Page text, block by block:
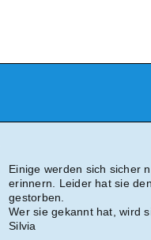
Einige werden sich sicher
erinnern. Leider hat sie
gestorben.
Wer sie gekannt hat, wird
Silvia